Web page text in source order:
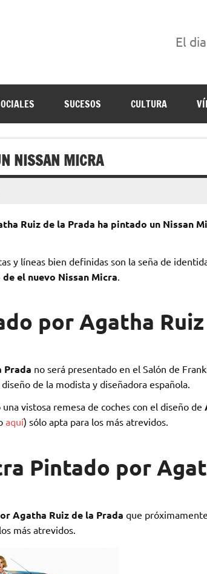
El
SUCESOS CULTURA
NISSAN MICRA
Ruiz de la Prada ha pintado un Nissan
y líneas bien definidas son la seña de
el nuevo Nissan Micra.
por Agatha
Prada no será presentado en el Salón de
de la modista y diseñadora española.
vistosa remesa de coches con el diseño de
aquí) sólo apta para los más atrevidos.
Pintado por
Agatha Ruiz de la Prada que
más atrevidos.